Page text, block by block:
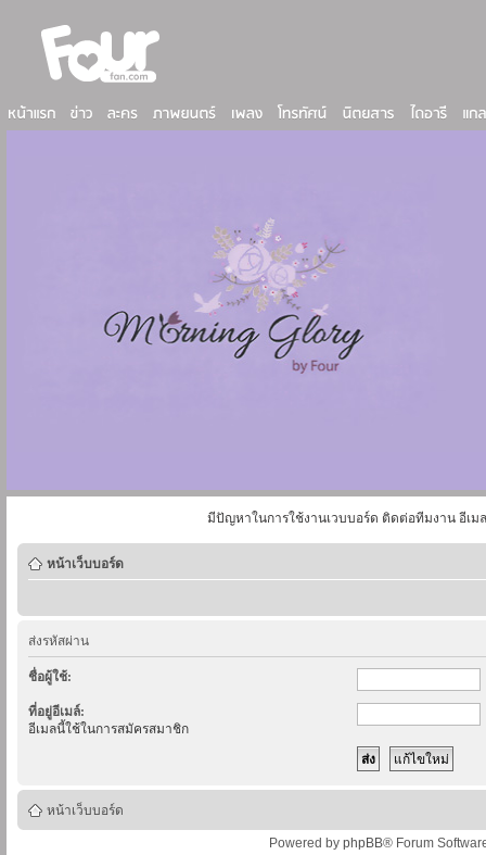
มีปัญหาในการใช้งานเวบบอร์ด ติดต่อทีมงาน อีเม
หน้าเว็บบอร์ด
ส่งรหัสผ่าน
ชื่อผู้ใช้:
ที่อยู่อีเมล์:
อีเมลนี้ใช้ในการสมัครสมาชิก
หน้าเว็บบอร์ด
Powered by phpBB® Forum